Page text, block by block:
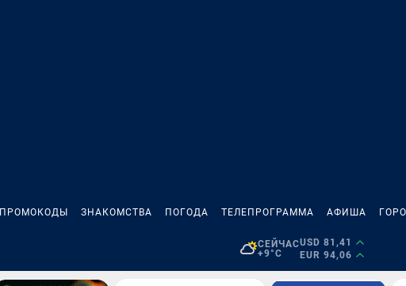
ПРОМОКОДЫ ЗНАКОМСТВА ПОГОДА ТЕЛЕПРОГРАММА АФИША
СЕЙЧАС
+9°C
USD 81,41
EUR 94,06